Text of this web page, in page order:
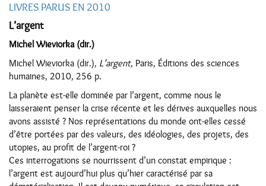
LIVRES PARUS EN 2010
L’argent
Michel Wieviorka (dir.)
Michel Wieviorka (dir.), L’argent, Paris, Éditions des sciences
humaines, 2010, 256 p.
La planète est-elle dominée par l’argent, comme nous le
laisseraient penser la crise récente et les dérives auxquelles nous
avons assisté ? Nos représentations du monde ont-elles cessé
d’être portées par des valeurs, des idéologies, des projets, des
utopies, au profit de l’argent-roi ?
Ces interrogations se nourrissent d’un constat empirique :
l’argent est aujourd’hui plus qu’hier caractérisé par sa